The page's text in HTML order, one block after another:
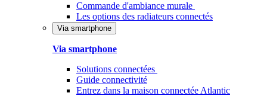
Commande d'ambiance murale
Les options des radiateurs connectés
Via smartphone
Via smartphone
Solutions connectées
Guide connectivité
Entrez dans la maison connectée Atlantic